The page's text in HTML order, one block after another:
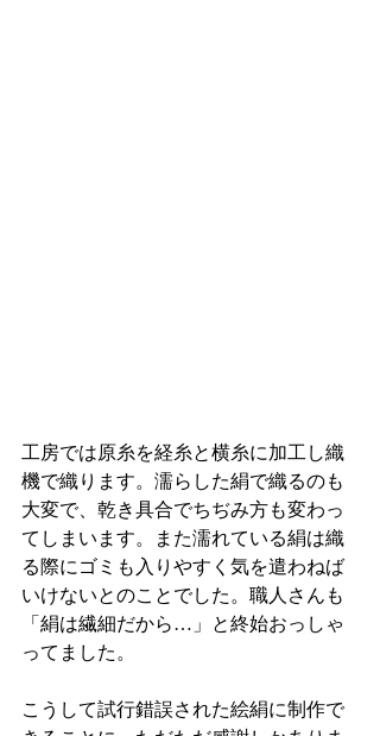
工房では原糸を経糸と横糸に加工し織
機で織ります。濡らした絹で織るのも
大変で、乾き具合でちぢみ方も変わっ
てしまいます。また濡れている絹は織
る際にゴミも入りやすく気を遣わねば
いけないとのことでした。職人さんも
「絹は繊細だから…」と終始おっしゃ
ってました。
こうして試行錯誤された絵絹に制作で